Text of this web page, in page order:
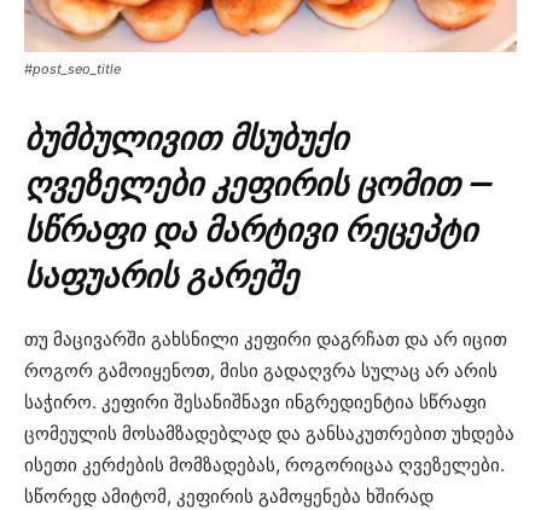
#post_seo_title
ბუმბულივით მსუბუქი
ღვეზელები კეფირის ცომით —
სწრაფი და მარტივი რეცეპტი
საფუარის გარეშე
თუ მაცივარში გახსნილი კეფირი დაგრჩათ და არ იცით
როგორ გამოიყენოთ, მისი გადაღვრა სულაც არ არის
საჭირო. კეფირი შესანიშნავი ინგრედიენტია სწრაფი
ცომეულის მოსამზადებლად და განსაკუთრებით უხდება
ისეთი კერძების მომზადებას, როგორიცაა ღვეზელები.
სწორედ ამიტომ, კეფირის გამოყენება ხშირად